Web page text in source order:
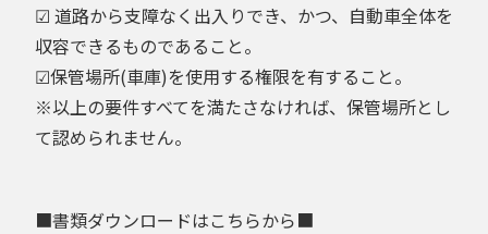
☑ 道路から支障なく出入りでき、かつ、自動車全体を
収容できるものであること。
☑保管場所(車庫)を使用する権限を有すること。
※以上の要件すべてを満たさなければ、保管場所とし
て認められません。
■書類ダウンロードはこちらから■